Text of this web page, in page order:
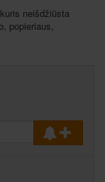
neišdžiūsta
popieriaus,